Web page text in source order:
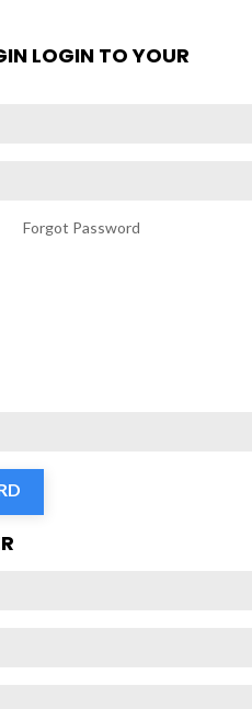
LOGIN TO YOUR
Forgot Password